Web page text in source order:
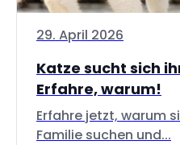
29. April 2026
Katze sucht sich
Erfahre, warum!
Erfahre jetzt, warum
Familie suchen und...